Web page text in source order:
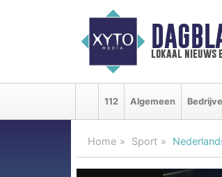
lokaal nieuws
112 Algemeen
Home Sport